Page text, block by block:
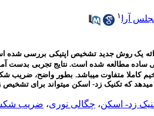
آرا ۱
یک روش جدید تشخیص اپتیکی بررسی شده
ساده مطالعه شده است. نتایج تجربی بدست
کاملا متفاوت می­باشد. بطور واضح،
که تکنیک زد- اسکن می­تواند برای
زد- اسکن، چگالی نوری، ضریب